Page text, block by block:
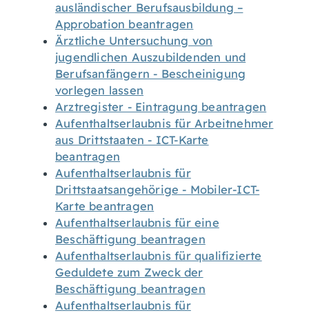
ausländischer Berufsausbildung –
Approbation beantragen
Ärztliche Untersuchung von
jugendlichen Auszubildenden und
Berufsanfängern - Bescheinigung
vorlegen lassen
Arztregister - Eintragung beantragen
Aufenthaltserlaubnis für Arbeitnehmer
aus Drittstaaten - ICT-Karte
beantragen
Aufenthaltserlaubnis für
Drittstaatsangehörige - Mobiler-ICT-
Karte beantragen
Aufenthaltserlaubnis für eine
Beschäftigung beantragen
Aufenthaltserlaubnis für qualifizierte
Geduldete zum Zweck der
Beschäftigung beantragen
Aufenthaltserlaubnis für